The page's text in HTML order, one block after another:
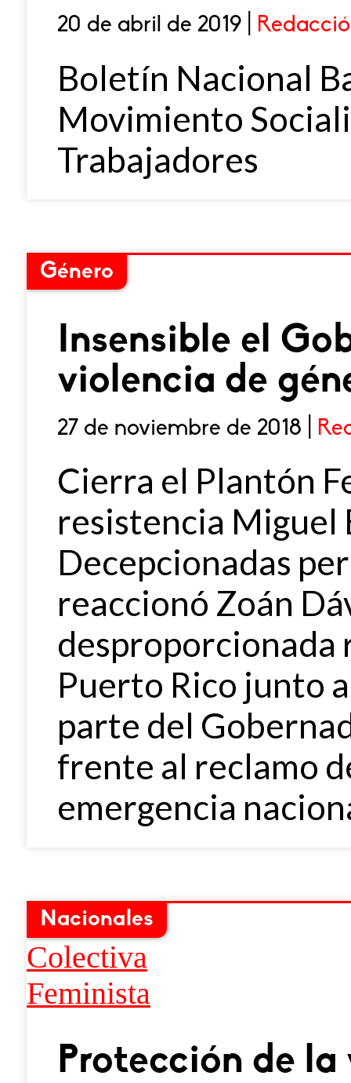
20 de abril de 2019 |
Boletín Nacional
Movimiento
Trabajadores
Género
Insensible el
violencia de
27 de noviembre de 2018 |
Cierra el Plantón
resistencia Miguel
Decepcionadas
reaccionó Zoán
desproporcionada
Puerto Rico junto
parte del
frente al reclamo
emergencia
Nacionales
Protección de la